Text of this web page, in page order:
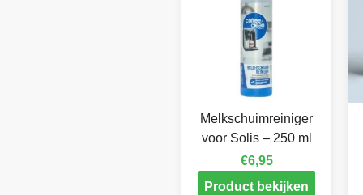
Melkschuimreiniger
voor Solis – 250 ml
€6,95
Product bekijken